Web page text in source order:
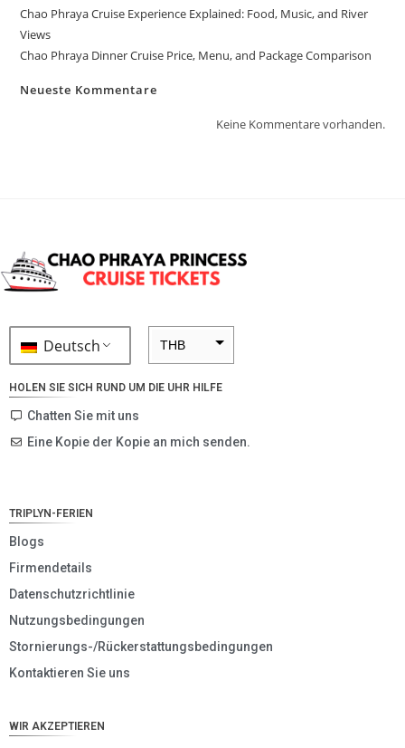
Chao Phraya Cruise Experience Explained: Food, Music, and River
Views
Chao Phraya Dinner Cruise Price, Menu, and Package Comparison
Neueste Kommentare
Keine Kommentare vorhanden.
Deutsch THB
NZD
HOLEN SIE SICH RUND UM DIE UHR HILFE
Chatten Sie mit uns
Eine Kopie der Kopie an mich senden.
TRIPLYN-FERIEN
Blogs
Firmendetails
Datenschutzrichtlinie
Nutzungsbedingungen
Stornierungs-/Rückerstattungsbedingungen
Kontaktieren Sie uns
WIR AKZEPTIEREN